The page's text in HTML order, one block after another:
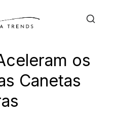
os
Canetas